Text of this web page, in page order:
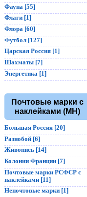
Фауна [55]
Флаги [1]
Флора [60]
Футбол [127]
Царская Россия [1]
Шахматы [7]
Энергетика [1]
Почтовые марки с
наклейками (MH)
Большая Россия [20]
Разнобой [6]
Живопись [14]
Колонии Франции [7]
Почтовые марки РСФСР с
наклейками [11]
Непочтовые марки [1]